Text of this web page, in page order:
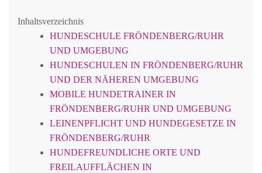
Inhaltsverzeichnis
HUNDESCHULE FRÖNDENBERG/RUHR
UND UMGEBUNG
HUNDESCHULEN IN FRÖNDENBERG/RUHR
UND DER NÄHEREN UMGEBUNG
MOBILE HUNDETRAINER IN
FRÖNDENBERG/RUHR UND UMGEBUNG
LEINENPFLICHT UND HUNDEGESETZE IN
FRÖNDENBERG/RUHR
HUNDEFREUNDLICHE ORTE UND
FREILAUFFLÄCHEN IN